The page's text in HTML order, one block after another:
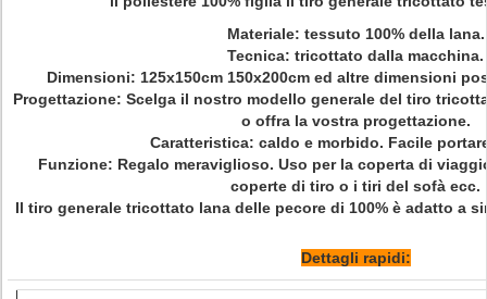
Materiale: tessuto 100% della lana.
Tecnica: tricottato dalla macchina.
Dimensioni: 125x150cm 150x200cm ed altre dimensioni
Progettazione: Scelga il nostro modello generale del tiro
o offra la vostra progettazione.
Caratteristica: caldo e morbido. Facile
Funzione: Regalo meraviglioso. Uso per la coperta di
coperte di tiro o i tiri del sofà ecc.
Il tiro generale tricottato lana delle pecore di 100% è adatto a
Dettagli rapidi: